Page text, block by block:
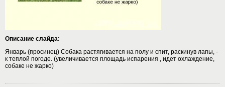
Описание слайда:
Январь (просинец) Собака растягивается на полу и спит, раскинув лапы, -
к теплой погоде. (увеличивается площадь испарения , идет охлаждение,
собаке не жарко)